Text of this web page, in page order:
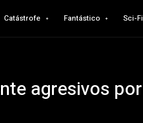
Catástrofe Fantástico Sci-Fi
agresivos por